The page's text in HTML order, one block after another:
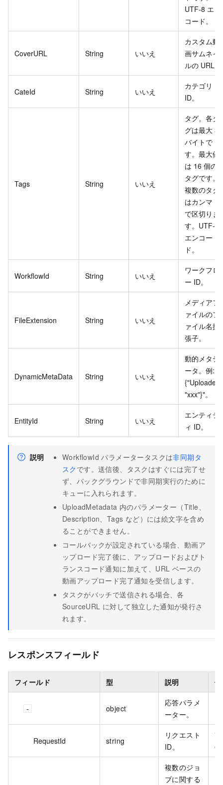
UTF-8 エン
コード。
CoverURL String いいえ
カスタム動
画サムネイ
ルの URL。
CateId String いいえ
カテゴリ
ID。
Tags String いいえ
タグ。各タ
グは最大 32
バイトで
す。最大値
は 16 個の
タグです。
複数のタグ
はカンマ (,)
で区切りま
す。UTF-8
エンコー
ド。
WorkflowId String いいえ
ワークフロ
ー ID。
FileExtension String いいえ
メディアフ
ァイルのフ
ァイル名拡
張子。
DynamicMetaData String いいえ
動的メタデ
ータ。例: "
{"Uploader":
"xxx"}"。
EntityId String いいえ
エンティテ
ィ ID。
説明 WorkflowId パラメータータスクは非同期タ
スク です。送信後、タスクはすぐには完了せ
ず、バックグラウンドで非同期実行のために
キューに入れられます。
UploadMetadata 内のパラメーター（Title、
Description、Tags など）には絵文字を含め
ることができません。
コールバックが設定されている場合、動画ア
ップロード完了後に、アップロードおよびト
ランスコード通知に加えて、URL ベースの
動画アップロード完了通知を受信します。
タスクがバッチで送信される場合、各
SourceURL に対して独立した通知が発行さ
れます。
レスポンスフィールド
フィールド 型 説明 例
object
応答パラメ
ーター。
RequestId string
リクエスト
ID。
複数のジョ
ブに関する